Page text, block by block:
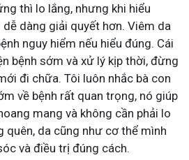
thì lo lắng, nhưng khi hiểu
dàng giải quyết hơn. Viêm da
nguy hiểm nếu hiểu đúng. Cái
bệnh sớm và xử lý kịp thời, đừng
đi chữa. Tôi luôn nhắc bà con
về bệnh rất quan trọng, nó giúp
mang và không cần phải lo
quên, da cũng như cơ thể mình
và điều trị đúng cách.